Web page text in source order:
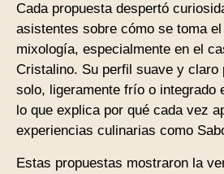
Cada propuesta despertó
asistentes sobre cómo se toma
mixología, especialmente en el
Cristalino. Su perfil suave y claro
solo, ligeramente frío o integrado
lo que explica por qué cada vez
experiencias culinarias como
Estas propuestas mostraron la